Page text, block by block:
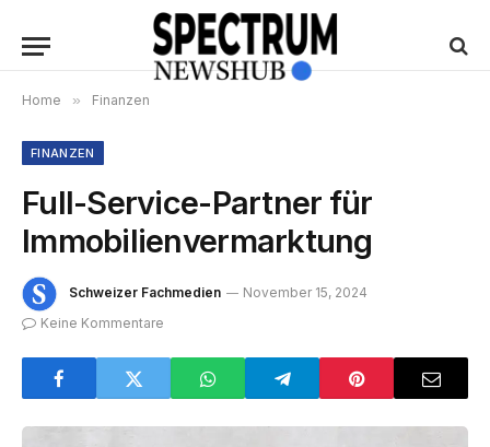
Home » Finanzen
FINANZEN
Full-Service-Partner für
Immobilienvermarktung
Schweizer Fachmedien
November 15, 2024
Keine Kommentare